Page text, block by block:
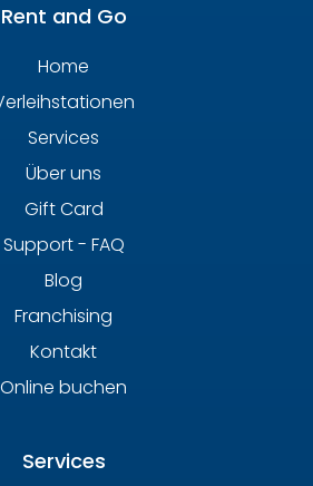
Rent and Go
Home
Services
Über uns
Gift Card
Support - FAQ
Blog
Franchising
Kontakt
Online buchen
Services